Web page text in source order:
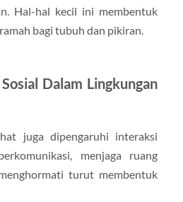
Hal-hal kecil ini membentuk
bagi tubuh dan pikiran.
Dalam Lingkungan
juga dipengaruhi interaksi
menjaga ruang
turut membentuk